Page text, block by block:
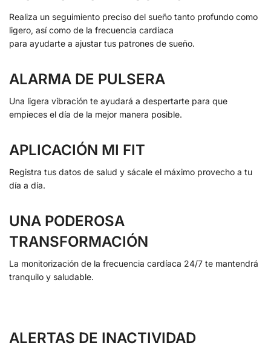
Realiza un seguimiento preciso del sueño tanto profundo como
ligero, así como de la frecuencia cardíaca
para ayudarte a ajustar tus patrones de sueño.
ALARMA DE PULSERA
Una ligera vibración te ayudará a despertarte para que
empieces el día de la mejor manera posible.
APLICACIÓN MI FIT
Registra tus datos de salud y sácale el máximo provecho a tu
día a día.
UNA PODEROSA
TRANSFORMACIÓN
La monitorización de la frecuencia cardíaca 24/7 te mantendrá
tranquilo y saludable.
ALERTAS DE INACTIVIDAD